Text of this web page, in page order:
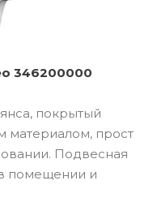
346200000
покрытый
материалом, прост
Подвесная
помещении и